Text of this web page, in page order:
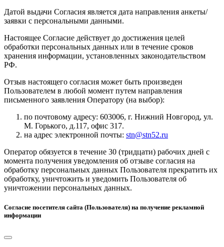
Датой выдачи Согласия является дата направления анкеты/
заявки с персональными данными.
Настоящее Согласие действует до достижения целей
обработки персональных данных или в течение сроков
хранения информации, установленных законодательством
РФ.
Отзыв настоящего согласия может быть произведен
Пользователем в любой момент путем направления
письменного заявления Оператору (на выбор):
по почтовому адресу: 603006, г. Нижний Новгород, ул.
М. Горького, д.117, офис 317.
на адрес электронной почты: stn@stn52.ru
Оператор обязуется в течение 30 (тридцати) рабочих дней с
момента получения уведомления об отзыве согласия на
обработку персональных данных Пользователя прекратить их
обработку, уничтожить и уведомить Пользователя об
уничтожении персональных данных.
Согласие посетителя сайта (Пользователя) на получение рекламной
информации